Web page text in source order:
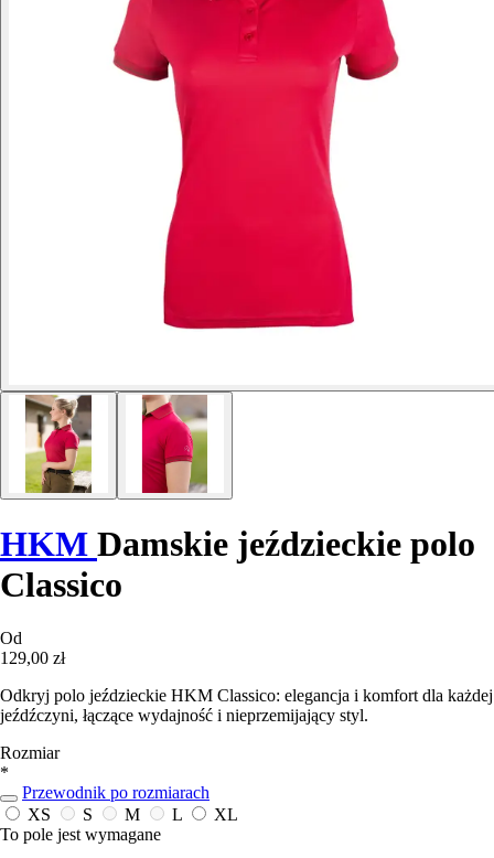
HKM Damskie jeździeckie polo
Classico
Od
129,00 zł
Odkryj polo jeździeckie HKM Classico: elegancja i komfort dla każdej
jeźdźczyni, łączące wydajność i nieprzemijający styl.
Rozmiar
*
Przewodnik po rozmiarach
XS
S M L
XL
To pole jest wymagane